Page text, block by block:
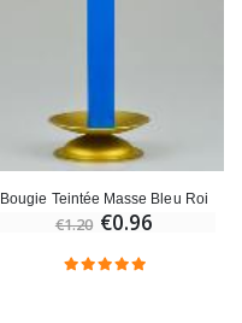
Bougie Teintée Masse Bleu Roi
€1.20 €0.96